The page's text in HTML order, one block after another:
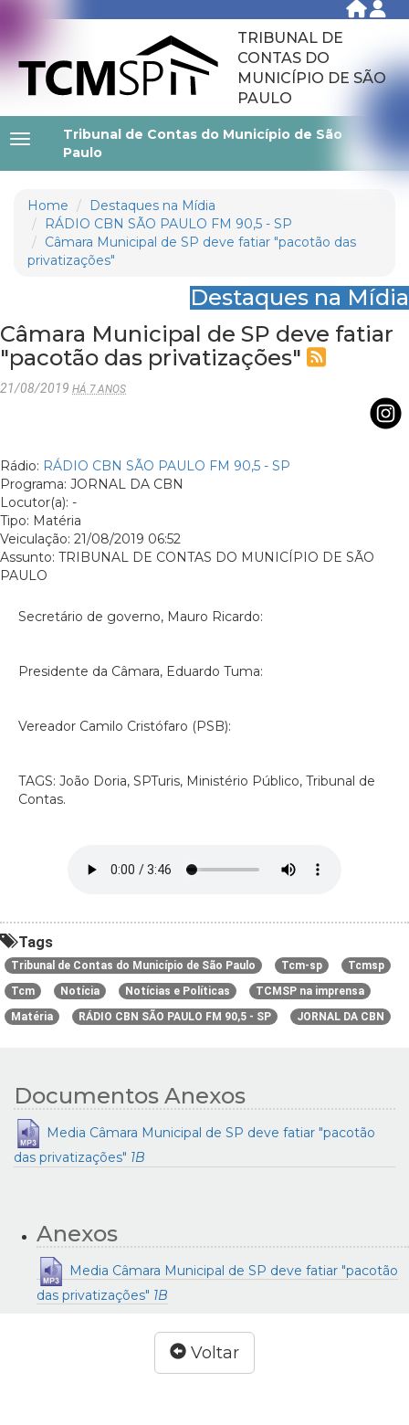
TRIBUNAL DE
CONTAS DO
MUNICÍPIO DE SÃO
PAULO
Tribunal de Contas do Município de São
Paulo
Home
Destaques na Mídia
RÁDIO CBN SÃO PAULO FM 90,5 - SP
Câmara Municipal de SP deve fatiar "pacotão das
privatizações"
Destaques na Mídia
Câmara Municipal de SP deve fatiar
"pacotão das privatizações"
21/08/2019 HÁ 7 ANOS
Rádio: RÁDIO CBN SÃO PAULO FM 90,5 - SP
Programa: JORNAL DA CBN
Locutor(a): -
Tipo: Matéria
Veiculação: 21/08/2019 06:52
Assunto: TRIBUNAL DE CONTAS DO MUNICÍPIO DE SÃO
PAULO
Secretário de governo, Mauro Ricardo:
Presidente da Câmara, Eduardo Tuma:
Vereador Camilo Cristófaro (PSB):
TAGS: João Doria, SPTuris, Ministério Público, Tribunal de
Contas.
Tags
Tribunal de Contas do Município de São Paulo Tcm-sp
Tcmsp
Tcm
Notícia Notícias e Políticas
TCMSP na imprensa
Matéria
RÁDIO CBN SÃO PAULO FM 90,5 - SP JORNAL DA CBN
Documentos Anexos
Media Câmara Municipal de SP deve fatiar "pacotão
das privatizações" 1B
Anexos
Media Câmara Municipal de SP deve fatiar "pacotão
das privatizações" 1B
Voltar